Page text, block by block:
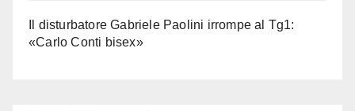
Il disturbatore Gabriele Paolini irrompe al Tg1:
«Carlo Conti bisex»